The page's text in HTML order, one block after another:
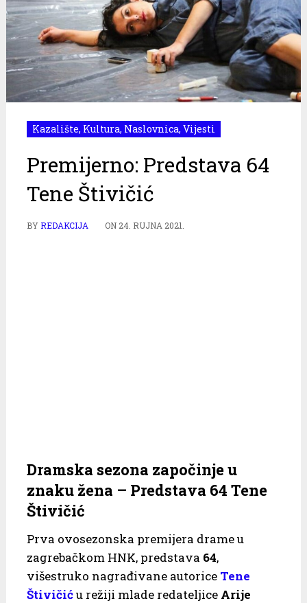
Kazalište, Kultura, Naslovnica, Vijesti
Premijerno: Predstava 64
Tene Štivičić
BYREDAKCIJA ON 24. RUJNA 2021.
Dramska sezona započinje u
znaku žena – Predstava 64 Tene
Štivičić
Prva ovosezonska premijera drame u
zagrebačkom HNK, predstava 64,
višestruko nagrađivane autorice Tene
Štivičiću režiji mlade redateljice Arije